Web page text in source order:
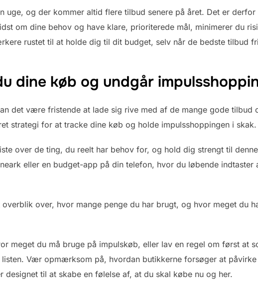
uge, og der kommer altid flere tilbud senere på året. Det er
om dine behov og have klare, prioriterede mål, minimerer du
rustet til at holde dig til dit budget, selv når de bedste tilbud
dine køb og undgår
det være fristende at lade sig rive med af de mange gode tilbud
strategi for at tracke dine køb og holde impulsshoppingen i skak.
over de ting, du reelt har behov for, og hold dig strengt til
eller en budget-app på din telefon, hvor du løbende indtaster
over, hvor mange penge du har brugt, og hvor meget du
meget du må bruge på impulskøb, eller lav en regel om først at
Vær opmærksom på, hvordan butikkerne forsøger at
til at skabe en følelse af, at du skal købe nu og her.